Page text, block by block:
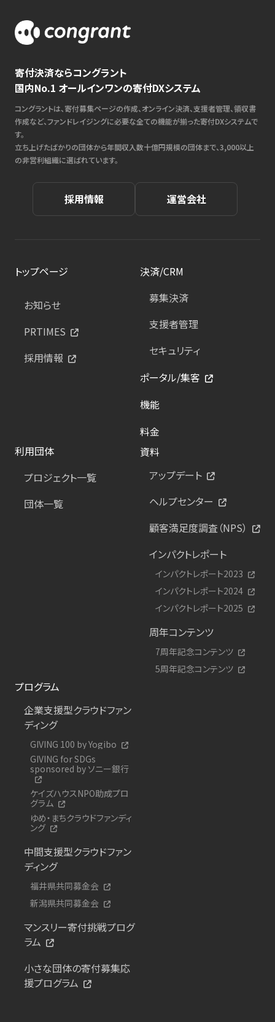
寄付決済ならコングラント
国内No.1 オールインワンの寄付DXシステム
コングラントは、寄付募集ページの作成、オンライン決済、支援者管理、領収書
作成など、ファンドレイジングに必要な全ての機能が揃った寄付DXシステムで
す。
立ち上げたばかりの団体から年間収入数十億円規模の団体まで、3,000以上
の非営利組織に選ばれています。
採用情報 運営会社
トップページ
お知らせ
PRTIMES
採用情報
決済/CRM
募集決済
支援者管理
セキュリティ
ポータル/集客
機能
料金
利用団体
プロジェクト一覧
団体一覧
資料
アップデート
ヘルプセンター
顧客満足度調査（NPS）
インパクトレポート
インパクトレポート2023
インパクトレポート2024
インパクトレポート2025
周年コンテンツ
7周年記念コンテンツ
5周年記念コンテンツ
プログラム
企業支援型クラウドファン
ディング
GIVING 100 by Yogibo
GIVING for SDGs
sponsored by ソニー銀行
ケイズハウスNPO助成プロ
グラム
ゆめ・まちクラウドファンディ
ング
中間支援型クラウドファン
ディング
福井県共同募金会
新潟県共同募金会
マンスリー寄付挑戦プログ
ラム
小さな団体の寄付募集応
援プログラム